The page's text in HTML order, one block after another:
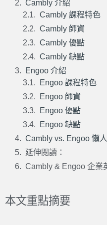
Cambly 介紹
Cambly 課程特色
Cambly 師資
Cambly 優點
Cambly 缺點
Engoo 介紹
Engoo 課程特色
Engoo 師資
Engoo 優點
Engoo 缺點
Cambly vs. Engoo 懶
延伸閱讀：
Cambly & Engoo 企業
本文重點摘要